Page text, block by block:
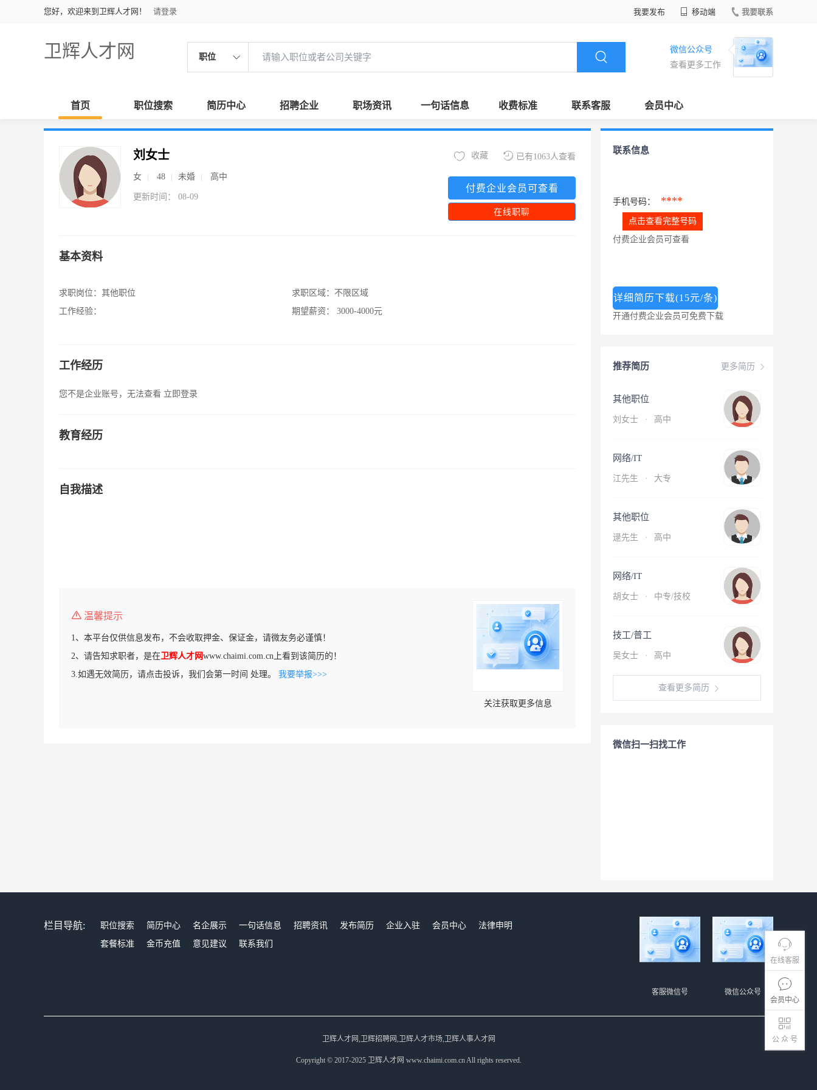
您好，欢迎来到卫辉人才网！ 请登录 我要发布 移动端 我要联系
卫辉人才网 职位
微信公众号
查看更多工作
首页 职位搜索 简历中心 招聘企业 职场资讯 一句话信息 收费标准 联系客服 会员中心
在线客服
会员中心
公 众 号
刘女士
女 48 未婚 高中
更新时间： 08-09
已有1063人查看
收藏
付费企业会员可查看
在线职聊
基本资料
求职岗位： 其他职位
工作经验：
求职区域： 不限区域
期望薪资：
3000-4000元
工作经历
您不是企业账号，无法查看 立即登录
教育经历
自我描述
温馨提示
1、本平台仅供信息发布，不会收取押金、保证金，请微友务必谨慎！
2、请告知求职者，是在卫辉人才网www.chaimi.com.cn上看到该简历的！
3.如遇无效简历，请点击投诉，我们会第一时间 处理。 我要举报>>>
关注获取更多信息
联系信息
手机号码： ****
点击查看完整号码
付费企业会员可查看
详细简历下载(15元/条)
开通付费企业会员可免费下载
更多简历
推荐简历
其他职位
刘女士 · 高中
网络/IT
江先生 · 大专
其他职位
逯先生 · 高中
网络/IT
胡女士 · 中专/技校
技工/普工
吴女士 · 高中
查看更多简历
微信扫一扫找工作
栏目导航: 职位搜索 简历中心 名企展示 一句话信息 招聘资讯 发布简历 企业入驻 会员中心
法律申明
套餐标准
金币充值 意见建议 联系我们
微信公众号
客服微信号
卫辉人才网,卫辉招聘网,卫辉人才市场,卫辉人事人才网
Copyright © 2017-2025 卫辉人才网 www.chaimi.com.cn All rights reserved.